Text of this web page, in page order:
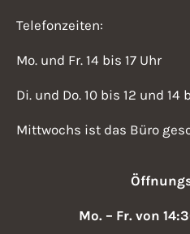
Telefonzeiten:
Mo. und Fr. 14 bis 17 Uhr
Di. und Do. 10 bis 12 und 14
Mittwochs ist das Büro
Mo. – Fr. von